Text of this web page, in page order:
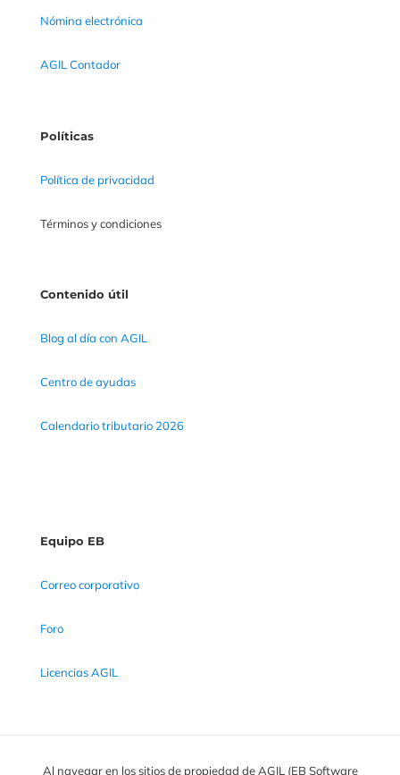
Nómina electrónica
AGIL Contador
Políticas
Política de privacidad
Términos y condiciones
Contenido útil
Blog al día con AGIL
Centro de ayudas
Calendario tributario 2026
Equipo EB
Correo corporativo
Foro
Licencias AGIL
Al navegar en los sitios de propiedad de AGIL (EB Software